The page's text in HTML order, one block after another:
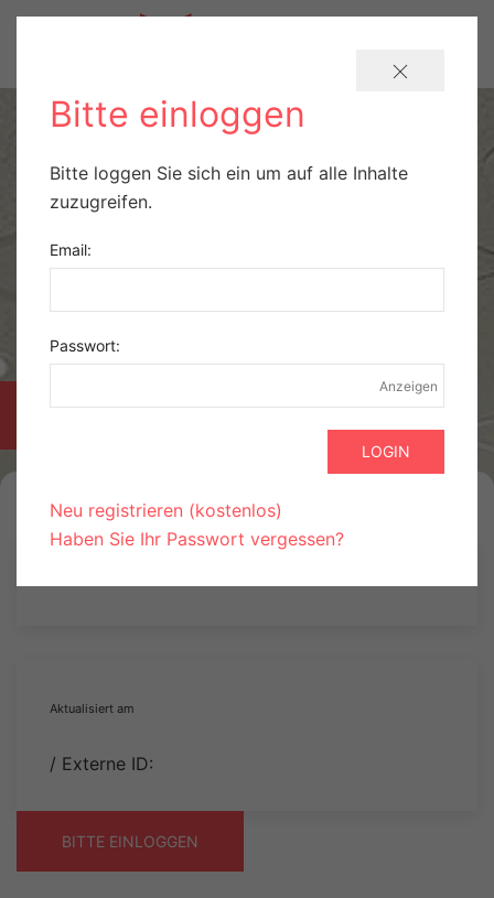
PRAXISBÖRSE
Aktualisiert am
/ Externe ID:
BITTE EINLOGGEN
Bitte einloggen
Bitte loggen Sie sich ein um auf alle Inhalte
zuzugreifen.
Email:
Passwort:
Anzeigen
Neu registrieren (kostenlos)
Haben Sie Ihr Passwort vergessen?